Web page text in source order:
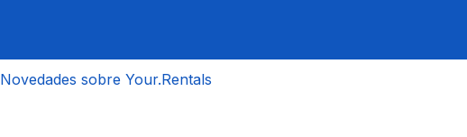
Novedades sobre Your.Rentals